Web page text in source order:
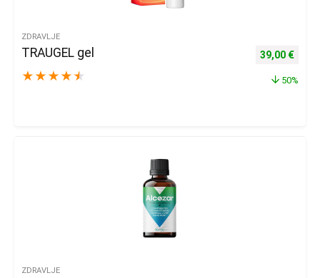
ZDRAVLJE
TRAUGEL gel
★ ★ ★ ★ ★
Izvorna
39,00 €
50%
ZDRAVLJE